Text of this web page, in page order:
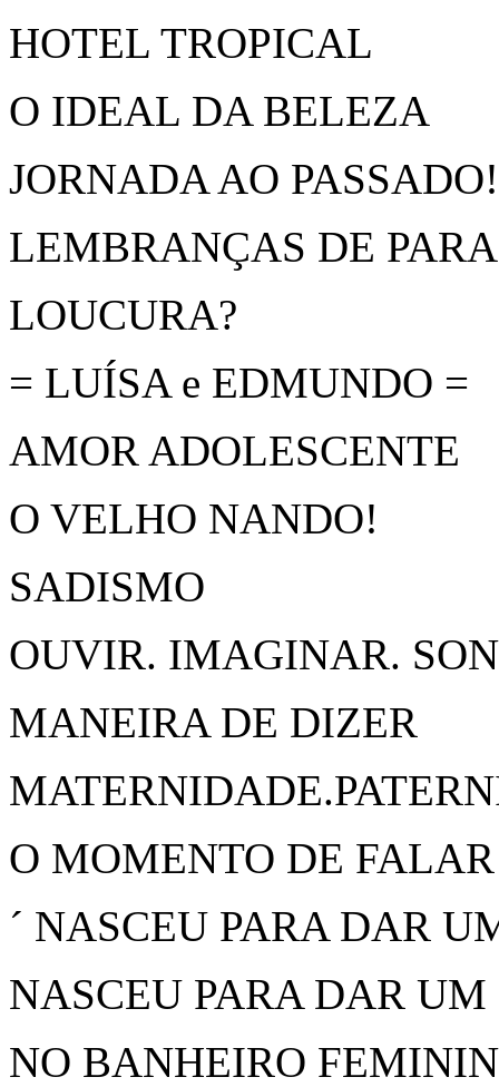
HOTEL TROPICAL
O IDEAL DA BELEZA
JORNADA AO PASSADO!
LEMBRANÇAS DE
LOUCURA?
= LUÍSA e EDMUNDO =
AMOR ADOLESCENTE
O VELHO NANDO!
SADISMO
OUVIR. IMAGINAR.
MANEIRA DE DIZER
O MOMENTO DE
´ NASCEU PARA DAR
NASCEU PARA DAR
NO BANHEIRO